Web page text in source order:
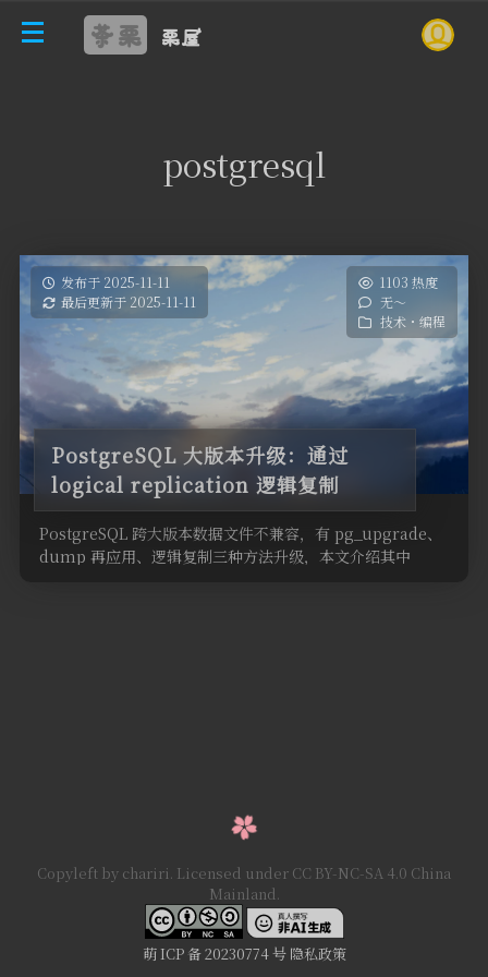
茶栗 栗屋
postgresql
发布于 2025-11-11
最后更新于 2025-11-11
1103 热度
无～
技术・编程
PostgreSQL 大版本升级：通过
logical replication 逻辑复制
PostgreSQL 跨大版本数据文件不兼容，有 pg_upgrade、
dump 再应用、逻辑复制三种方法升级，本文介绍其中
Copyleft by chariri. Licensed under CC BY-NC-SA 4.0 China
Mainland.
萌 ICP 备 20230774 号 隐私政策